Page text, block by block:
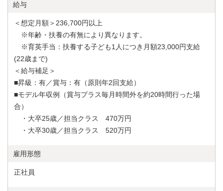
給与
＜想定月額＞236,700円以上
※年齢・扶養の有無により異なります。
※育英手当：扶養する子ども1人につき月額23,000円支給
(22歳まで)
＜給与補足＞
■昇級：有／賞与：有（原則年2回支給）
■モデル年収例（賞与プラス毎月時間外を約20時間行った場
合）
・大卒25歳／担当クラス 470万円
・大卒30歳／担当クラス 520万円
雇用形態
正社員